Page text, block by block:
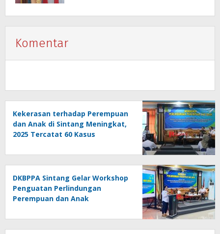
Komentar
Kekerasan terhadap Perempuan
dan Anak di Sintang Meningkat,
2025 Tercatat 60 Kasus
DKBPPA Sintang Gelar Workshop
Penguatan Perlindungan
Perempuan dan Anak